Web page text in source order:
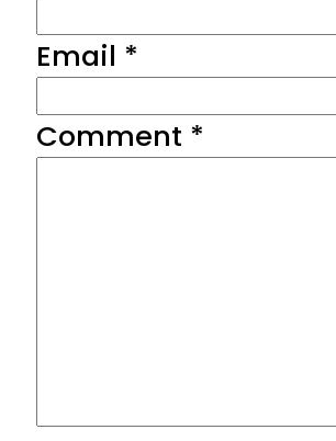
Email *
Comment *